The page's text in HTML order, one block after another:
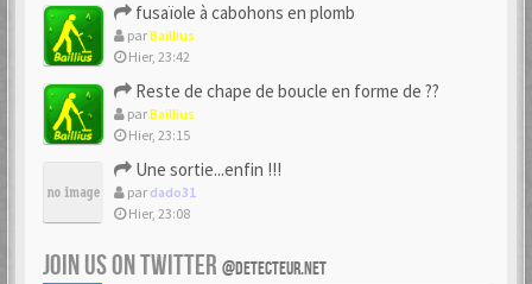
fusaïole à cabohons en plomb
parBaillius
Hier, 23:42
Reste de chape de boucle en forme de ??
parBaillius
Hier, 23:15
Une sortie...enfin !!!
par dado31
Hier, 23:08
JOIN US ON TWITTER @DETECTEUR.NET